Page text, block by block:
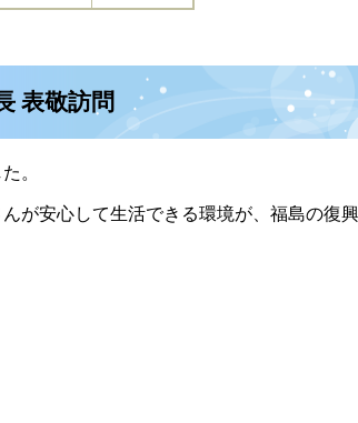
表敬訪問
。
安心して生活できる環境が、福島の復